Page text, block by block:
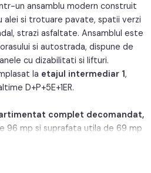
2023
Caramida
un ansamblu modern construit
alei si trotuare pavate, spatii verzi
strazi asfaltate. Ansamblul este
si autostrada, dispune de
cu dizabilitati si lifturi.
la etajul intermediar 1,
D+P+5E+1ER.
complet decomandat,
96 mp si suprafata utila de 69 mp
dormitoare,